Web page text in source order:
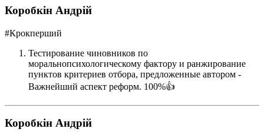
Коробкін Андрій
#Крокперший
Тестирование чиновников по
моральнопсихологическому фактору и ранжирование
пунктов критериев отбора, предложенные автором -
Важнейший аспект реформ. 100%👍
Коробкін Андрій